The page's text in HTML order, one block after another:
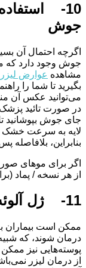
10-
جوش
اگرچه احتمال آن
جوش وجود دارد که
مشاهده عوارض
بگیرید تا شما را
می‌توانید عکس آن
در صورت تائید
جای جوش بپوشانید
لایه به سرعت خشک
بنابراین، بلافاصله
اگر برای موهای
از هر نسخه / پماد
11- ژل آلوئه‌ورا
ممکن است بیماران
درمان شوند، که
پوسته‌هایی نیز
از درمان لیزر